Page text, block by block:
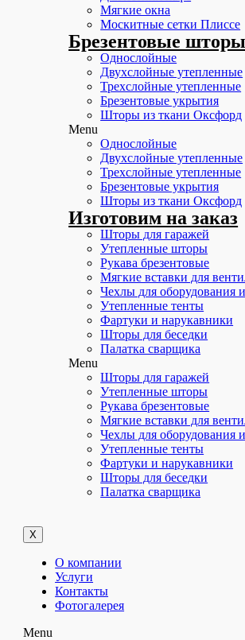
Мягкие окна
Москитные сетки Плиссе
Брезентовые шторы
Однослойные
Двухслойные утепленные
Трехслойные утепленные
Брезентовые укрытия
Шторы из ткани Оксфорд
Menu
Однослойные
Двухслойные утепленные
Трехслойные утепленные
Брезентовые укрытия
Шторы из ткани Оксфорд
Изготовим на заказ
Шторы для гаражей
Утепленные шторы
Рукава брезентовые
Мягкие вставки для
Чехлы для оборудования
Утепленные тенты
Фартуки и нарукавники
Шторы для беседки
Палатка сварщика
Menu
Шторы для гаражей
Утепленные шторы
Рукава брезентовые
Мягкие вставки для
Чехлы для оборудования
Утепленные тенты
Фартуки и нарукавники
Шторы для беседки
Палатка сварщика
X
О компании
Услуги
Контакты
Фотогалерея
Menu